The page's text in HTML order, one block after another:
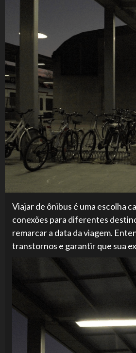
Viajar de ônibus é uma escolha
conexões para diferentes
remarcar a data da viagem.
transtornos e garantir que sua